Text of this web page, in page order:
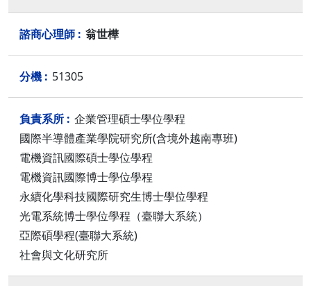
翁世樺
51305
企業管理碩士學位學程
國際半導體產業學院研究所(含境外越南專班)
電機資訊國際碩士學位學程
電機資訊國際博士學位學程
永續化學科技國際研究生博士學位學程
光電系統博士學位學程（臺聯大系統）
亞際碩學程(臺聯大系統)
社會與文化研究所